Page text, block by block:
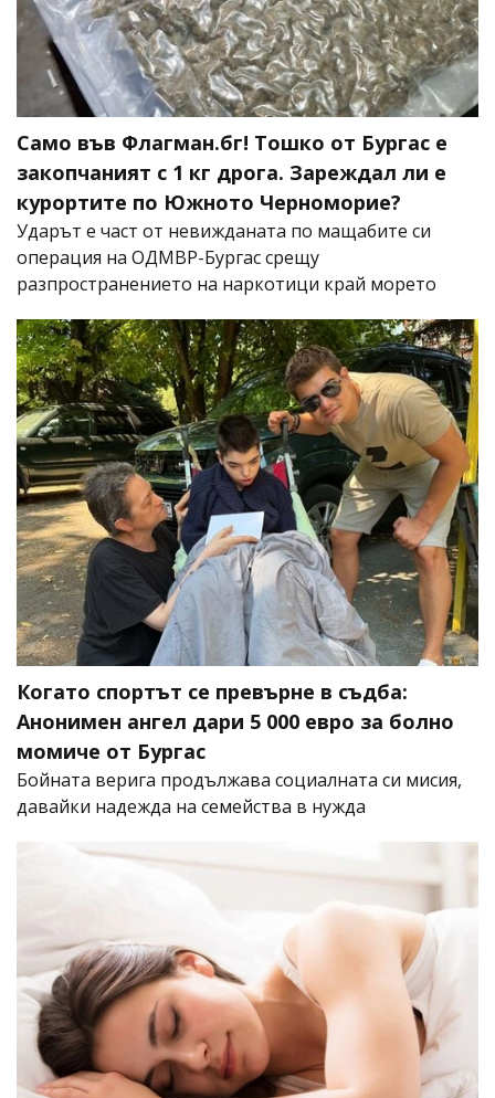
Само във Флагман.бг! Тошко от Бургас е
закопчаният с 1 кг дрога. Зареждал ли е
курортите по Южното Черноморие?
Ударът е част от невижданата по мащабите си
операция на ОДМВР-Бургас срещу
разпространението на наркотици край морето
Когато спортът се превърне в съдба:
Анонимен ангел дари 5 000 евро за болно
момиче от Бургас
Бойната верига продължава социалната си мисия,
давайки надежда на семейства в нужда